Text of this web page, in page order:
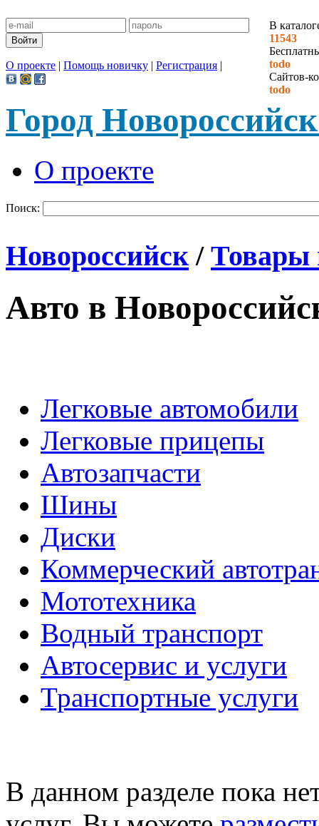
В
11543
todo
Сайтов-
todo
О проекте | Помощь новичку | Регистрация |
Город
О проекте
Поиск:
Новороссийск / Товары
Авто в
Легковые автомобили
Легковые прицепы
Автозапчасти
Шины
Диски
Коммерческий
Мототехника
Водный транспорт
Автосервис и услуги
Транспортные услуги
В данном разделе пока